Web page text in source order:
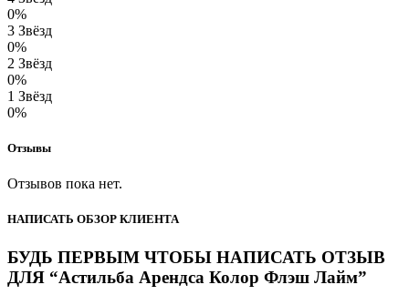
0%
3 Звёзд
0%
2 Звёзд
0%
1 Звёзд
0%
Отзывы
Отзывов пока нет.
НАПИСАТЬ ОБЗОР КЛИЕНТА
БУДЬ ПЕРВЫМ ЧТОБЫ НАПИСАТЬ ОТЗЫВ
ДЛЯ “Астильба Арендса Колор Флэш Лайм”